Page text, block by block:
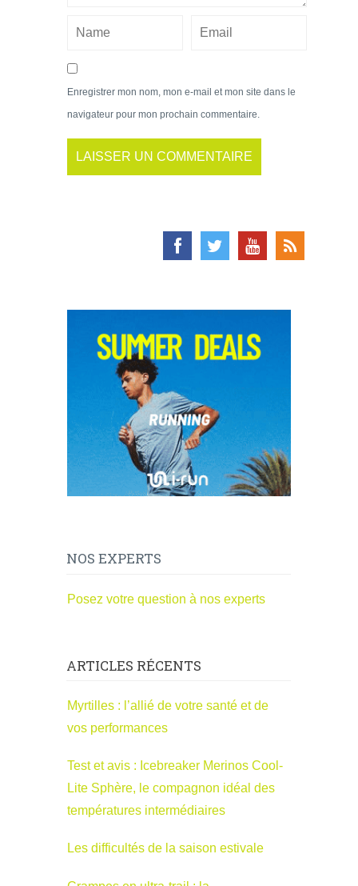
Enregistrer mon nom, mon e-mail et mon site dans le
navigateur pour mon prochain commentaire.
NOS EXPERTS
Posez votre question à nos experts
ARTICLES RÉCENTS
Myrtilles : l’allié de votre santé et de
vos performances
Test et avis : Icebreaker Merinos Cool-
Lite Sphère, le compagnon idéal des
températures intermédiaires
Les difficultés de la saison estivale